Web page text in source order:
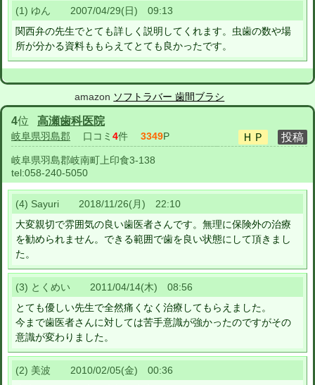
(1) ゆん 2007/04/29(日) 09:13
関西弁の先生でとても詳しく説明してくれます。虫歯の数や場
所が分かる資料ももらえてとても良かったです。
amazon ソフトラバー 歯間ブラシ
4位 高瀬歯科医院
岐阜県羽島郡 口コミ 4件 3349P
岐阜県羽島郡岐南町上印食3-138
tel:058-240-5050
(4) Sayuri 2018/11/26(月) 22:10
大変親切で雰囲気の良い歯医者さんです。無理に保険外の治療
を勧められません。できる範囲で歯を良い状態にして頂きまし
た。
(3) とくめい 2011/04/14(木) 08:56
とても優しい先生で全然痛くなく治療してもらえました。
今まで歯医者さんに対しては苦手意識が強かったのですがその
意識が変わりました。
(2) 美波 2010/02/05(金) 00:36